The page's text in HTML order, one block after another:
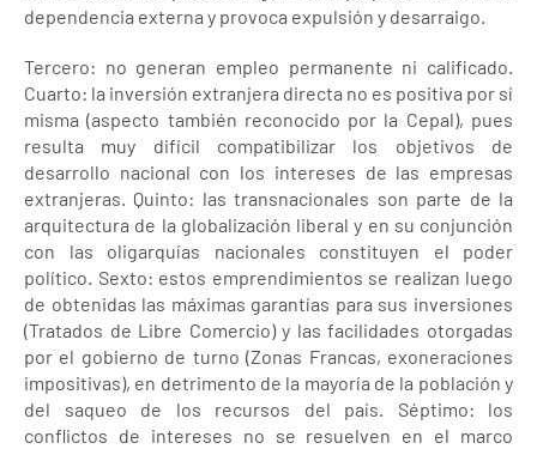
dependencia externa y provoca expulsión y desarraigo.
Tercero: no generan empleo permanente ni calificado.
Cuarto: la inversión extranjera directa no es positiva por sí
misma (aspecto también reconocido por la Cepal), pues
resulta muy difícil compatibilizar los objetivos de
desarrollo nacional con los intereses de las empresas
extranjeras. Quinto: las transnacionales son parte de la
arquitectura de la globalización liberal y en su conjunción
con las oligarquías nacionales constituyen el poder
político. Sexto: estos emprendimientos se realizan luego
de obtenidas las máximas garantías para sus inversiones
(Tratados de Libre Comercio) y las facilidades otorgadas
por el gobierno de turno (Zonas Francas, exoneraciones
impositivas), en detrimento de la mayoría de la población y
del saqueo de los recursos del país. Séptimo: los
conflictos de intereses no se resuelven en el marco